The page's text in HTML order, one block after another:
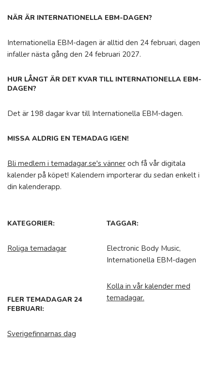
NÄR ÄR INTERNATIONELLA EBM-DAGEN?
Internationella EBM-dagen är alltid den 24 februari, dagen
infaller nästa gång den 24 februari 2027.
HUR LÅNGT ÄR DET KVAR TILL INTERNATIONELLA EBM-
DAGEN?
Det är 198 dagar kvar till Internationella EBM-dagen.
MISSA ALDRIG EN TEMADAG IGEN!
Bli medlem i temadagar.se's vänner och få vår digitala
kalender på köpet! Kalendern importerar du sedan enkelt i
din kalenderapp.
KATEGORIER:
Roliga temadagar
TAGGAR:
Electronic Body Music,
Internationella EBM-dagen
FLER TEMADAGAR 24
FEBRUARI:
Sverigefinnarnas dag
Kolla in vår kalender med
temadagar.